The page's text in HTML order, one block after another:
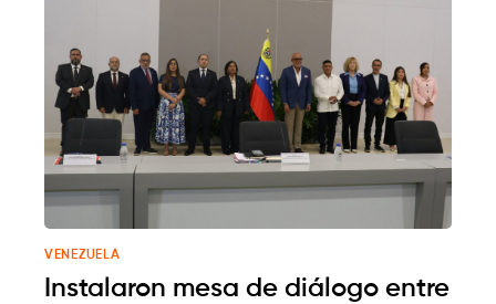
VENEZUELA
Instalaron mesa de diálogo entre